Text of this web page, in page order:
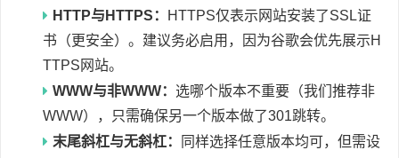
HTTP与HTTPS：
HTTPS仅表示网站安装了SSL证
书（更安全）。建议务必启用，因为谷歌会优先展示H
TTPS网站。
WWW与非WWW： 选哪个版本不重要（我们推荐非
WWW），只需确保另一个版本做了301跳转。
末尾斜杠与无斜杠：
同样选择任意版本均可，但需设